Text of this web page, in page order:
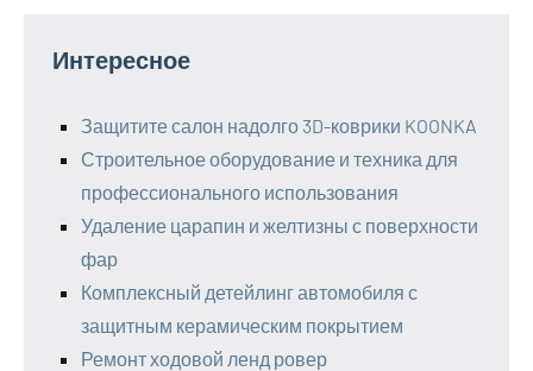
Интересное
Защитите салон надолго 3D-коврики KOONKA
Строительное оборудование и техника для
профессионального использования
Удаление царапин и желтизны с поверхности
фар
Комплексный детейлинг автомобиля с
защитным керамическим покрытием
Ремонт ходовой ленд ровер